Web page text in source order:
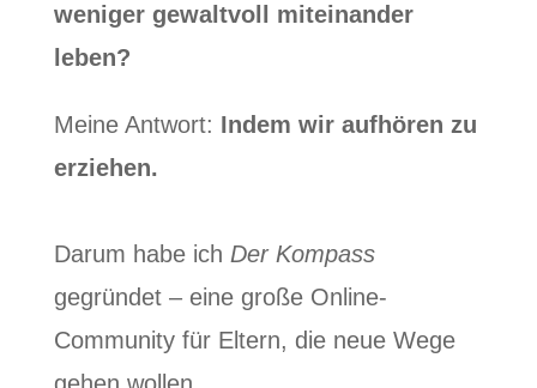
weniger gewaltvoll miteinander
leben?
Meine Antwort: Indem wir aufhören zu
erziehen.
Darum habe ich Der Kompass
gegründet – eine große Online-
Community für Eltern, die neue Wege